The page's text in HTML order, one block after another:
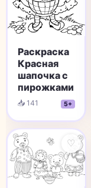
Раскраска
Красная
шапочка с
пирожками
📥 141 5+
♡